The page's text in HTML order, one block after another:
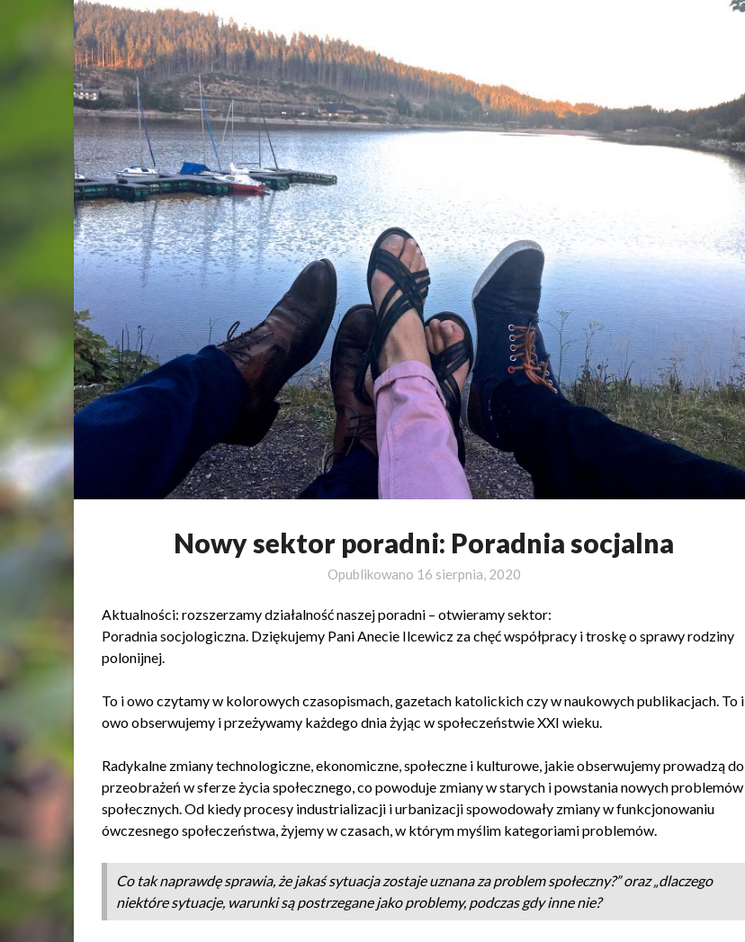
Nowy sektor poradni: Poradnia socjalna
Opublikowano 16 sierpnia, 2020
Aktualności: rozszerzamy działalność naszej poradni – otwieramy sektor:
Poradnia socjologiczna. Dziękujemy Pani Anecie Ilcewicz za chęć współpracy i troskę o sprawy rodziny
polonijnej.
To i owo czytamy w kolorowych czasopismach, gazetach katolickich czy w naukowych publikacjach. To i
owo obserwujemy i przeżywamy każdego dnia żyjąc w społeczeństwie XXI wieku.
Radykalne zmiany technologiczne, ekonomiczne, społeczne i kulturowe, jakie obserwujemy prowadzą do
przeobrażeń w sferze życia społecznego, co powoduje zmiany w starych i powstania nowych problemów
społecznych. Od kiedy procesy industrializacji i urbanizacji spowodowały zmiany w funkcjonowaniu
ówczesnego społeczeństwa, żyjemy w czasach, w którym myślim kategoriami problemów.
Co tak naprawdę sprawia, że jakaś sytuacja zostaje uznana za problem społeczny?” oraz „dlaczego
niektóre sytuacje, warunki są postrzegane jako problemy, podczas gdy inne nie?